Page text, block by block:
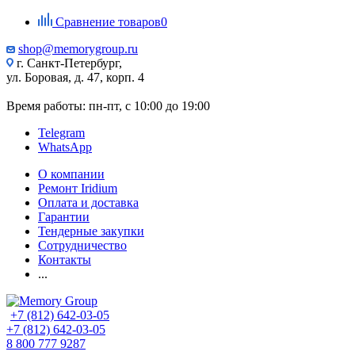
Сравнение товаров0
shop@memorygroup.ru
г. Санкт-Петербург,
ул. Боровая, д. 47, корп. 4
Время работы: пн-пт, с 10:00 до 19:00
Telegram
WhatsApp
О компании
Ремонт Iridium
Оплата и доставка
Гарантии
Тендерные закупки
Сотрудничество
Контакты
...
+7 (812) 642-03-05
+7 (812) 642-03-05
8 800 777 9287